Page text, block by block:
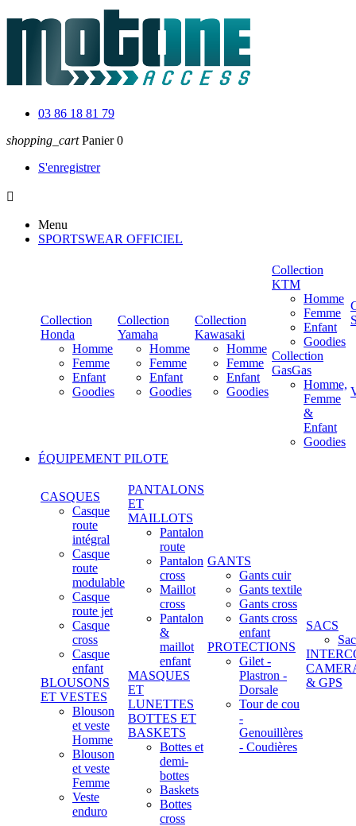
03 86 18 81 79
shopping_cart Panier 0
S'enregistrer

Menu
SPORTSWEAR OFFICIEL
Collection
Honda
Homme
Femme
Enfant
Goodies
Collection
Yamaha
Homme
Femme
Enfant
Goodies
Collection
Kawasaki
Homme
Femme
Enfant
Goodies
Collection
KTM
Homme
Femme
Enfant
Goodies
Collection
GasGas
Homme,
Femme
&
Enfant
Goodies
ÉQUIPEMENT PILOTE
CASQUES
Casque
route
intégral
Casque
route
modulable
Casque
route jet
Casque
cross
Casque
enfant
BLOUSONS
ET VESTES
Blouson
et veste
Homme
Blouson
et veste
Femme
Veste
enduro
PANTALONS
ET
MAILLOTS
Pantalon
route
Pantalon
cross
Maillot
cross
Pantalon
&
maillot
enfant
MASQUES
ET
LUNETTES
BOTTES ET
BASKETS
Bottes et
demi-
bottes
Baskets
Bottes
cross
GANTS
Gants cuir
Gants textile
Gants cross
Gants cross
enfant
PROTECTIONS
Gilet -
Plastron -
Dorsale
Tour de cou
-
Genouillères
- Coudières
SACS
& GPS